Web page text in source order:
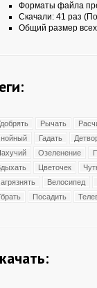
Форматы файла
Скачали: 41 раз
Общий размер
Рычать
Гадать
Озеленение
Цветочек
Велосипед
Посадить